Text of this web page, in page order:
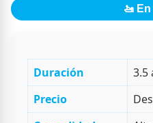
🚤
Duración
3.5
Precio